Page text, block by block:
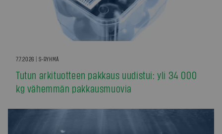
7.7.2026 | S-RYHMÄ
Tutun arkituotteen pakkaus uudistui: yli 34 000
kg vähemmän pakkausmuovia